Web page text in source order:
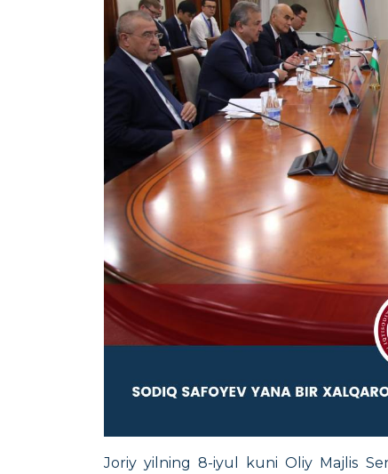
Joriy yilning 8-iyul kuni Oliy Majlis